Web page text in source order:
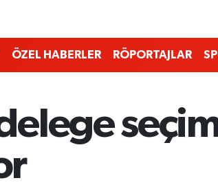
ÖZEL HABERLER RÖPORTAJLAR